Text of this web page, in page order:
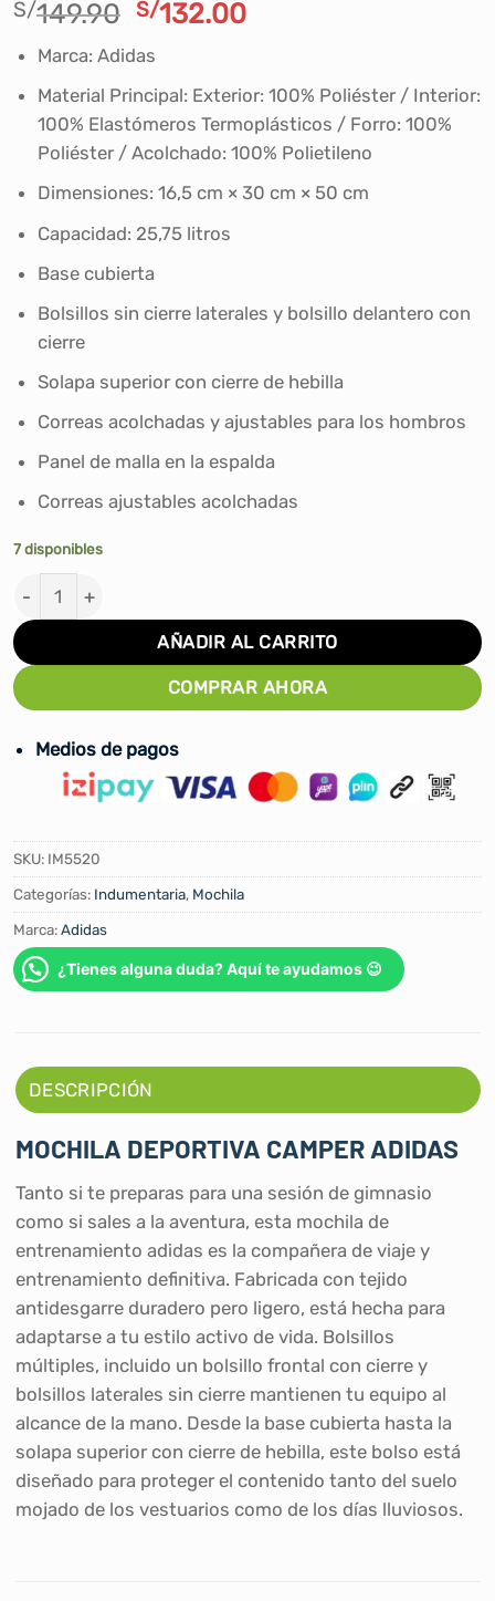
S/149.90 El
original
era:
S/149.90.
S/132.00El
es:
S/132.00.
Marca: Adidas
Material Principal: Exterior: 100% Poliéster / Interior:
100% Elastómeros Termoplásticos / Forro: 100%
Poliéster / Acolchado: 100% Polietileno
Dimensiones: 16,5 cm × 30 cm × 50 cm
Capacidad: 25,75 litros
Base cubierta
Bolsillos sin cierre laterales y bolsillo delantero con
cierre
Solapa superior con cierre de hebilla
Correas acolchadas y ajustables para los hombros
Panel de malla en la espalda
Correas ajustables acolchadas
7 disponibles
MOCHILA CAMPER ADIDAS 4ATHLTS cantidad
AÑADIR AL CARRITO
COMPRAR AHORA
Medios de pagos
SKU: IM5520
Categorías: Indumentaria, Mochila
Marca:Adidas
¿Tienes alguna duda? Aquí te ayudamos 😉
DESCRIPCIÓN
MOCHILA DEPORTIVA CAMPER ADIDAS
Tanto si te preparas para una sesión de gimnasio
como si sales a la aventura, esta mochila de
entrenamiento adidas es la compañera de viaje y
entrenamiento definitiva. Fabricada con tejido
antidesgarre duradero pero ligero, está hecha para
adaptarse a tu estilo activo de vida. Bolsillos
múltiples, incluido un bolsillo frontal con cierre y
bolsillos laterales sin cierre mantienen tu equipo al
alcance de la mano. Desde la base cubierta hasta la
solapa superior con cierre de hebilla, este bolso está
diseñado para proteger el contenido tanto del suelo
mojado de los vestuarios como de los días lluviosos.